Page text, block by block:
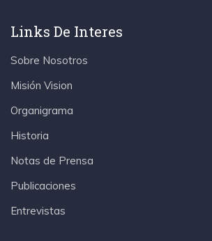
Links De Interes
Sobre Nosotros
Misión Vision
Organigrama
Historia
Notas de Prensa
Publicaciones
Entrevistas